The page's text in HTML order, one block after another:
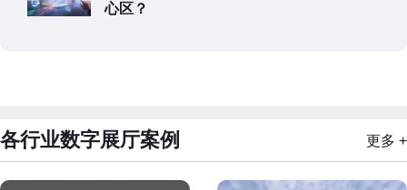
心区？
各行业数字展厅案例 更多 +